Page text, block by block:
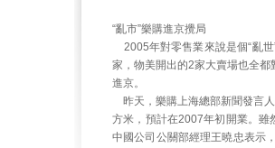
“亂市”樂購進京攪局
2005年對零售業來說是個“亂世
家，物美開出的2家大賣場也全
進京。
昨天，樂購上海總部新聞發言
方米，預計在2007年初開業。雖
中國公司公關部經理王曉忠表示